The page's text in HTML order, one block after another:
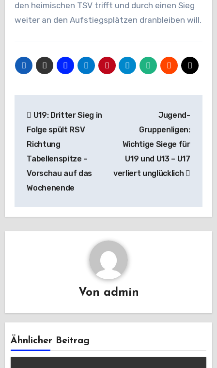
den heimischen TSV trifft und durch einen Sieg
weiter an den Aufstiegsplätzen dranbleiben will.
U19: Dritter Sieg in
Folge spült RSV
Richtung
Tabellenspitze –
Vorschau auf das
Wochenende
Jugend-
Gruppenligen:
Wichtige Siege für
U19 und U13 – U17
verliert unglücklich
Von admin
Ähnlicher Beitrag